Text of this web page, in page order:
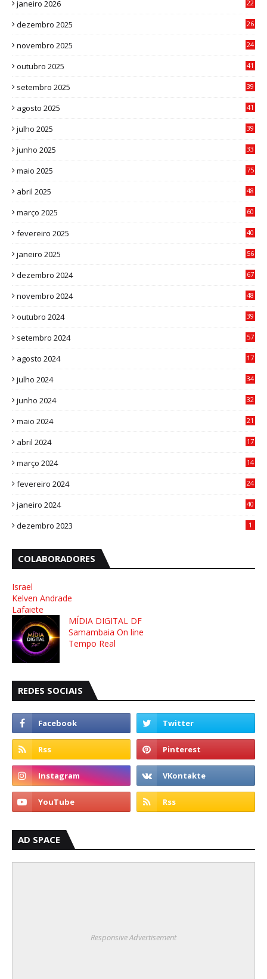
janeiro 2026
22
dezembro 2025
26
novembro 2025
24
outubro 2025
41
setembro 2025
39
agosto 2025
41
julho 2025
39
junho 2025
33
maio 2025 75
abril 2025
48
março 2025
60
fevereiro 2025
40
janeiro 2025
56
dezembro 2024
67
novembro 2024
48
outubro 2024
39
setembro 2024
57
agosto 2024
17
julho 2024
34
junho 2024
32
maio 2024
21
abril 2024
17
março 2024
14
fevereiro 2024
24
janeiro 2024
40
dezembro 2023 1
COLABORADORES
Israel
Kelven Andrade
Lafaiete
MÍDIA DIGITAL DF
Samambaia On line
Tempo Real
REDES SOCIAIS
AD SPACE
Responsive Advertisement